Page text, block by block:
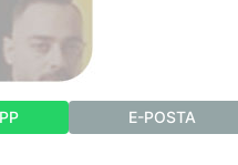
E-POSTA